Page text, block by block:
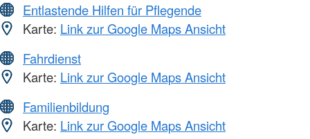
Entlastende Hilfen für Pflegende
Karte: Link zur Google Maps Ansicht
Fahrdienst
Karte: Link zur Google Maps Ansicht
Familienbildung
Karte: Link zur Google Maps Ansicht